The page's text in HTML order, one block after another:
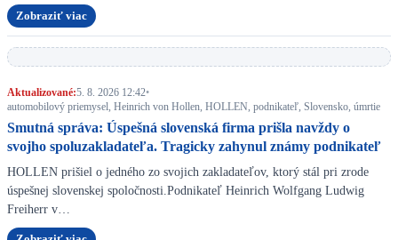
Zobraziť viac
Aktualizované:5. 8. 2026 12:42•
automobilový priemysel, Heinrich von Hollen, HOLLEN, podnikateľ, Slovensko, úmrtie
Smutná správa: Úspešná slovenská firma prišla navždy o
svojho spoluzakladateľa. Tragicky zahynul známy podnikateľ
HOLLEN prišiel o jedného zo svojich zakladateľov, ktorý stál pri zrode
úspešnej slovenskej spoločnosti.Podnikateľ Heinrich Wolfgang Ludwig
Freiherr v…